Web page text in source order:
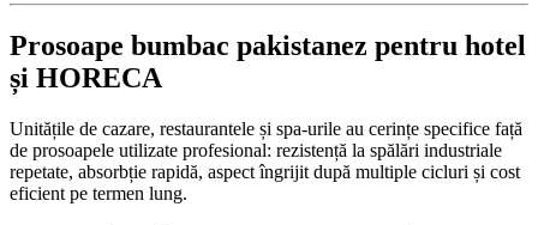
Prosoape bumbac pakistanez pentru hotel
și HORECA
Unitățile de cazare, restaurantele și spa-urile au cerințe specifice față
de prosoapele utilizate profesional: rezistență la spălări industriale
repetate, absorbție rapidă, aspect îngrijit după multiple cicluri și cost
eficient pe termen lung.